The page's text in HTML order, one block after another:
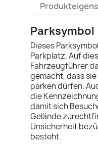
Parksymbol
Dieses
Parkplatz. Auf
Fahrzeugführer
gemacht, dass
parken dürfen.
die
damit sich
Gelände
Unsicherheit
besteht.